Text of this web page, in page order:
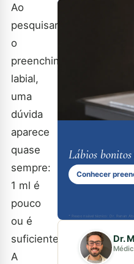
Ao
pesquisar
o
preenchimento
labial,
uma
dúvida
aparece
quase
sempre:
1 ml é
pouco
ou é
suficiente?
A
Lábios bonitos
Conhecer
* Responsável técnico: Dr. Renan
Dr.